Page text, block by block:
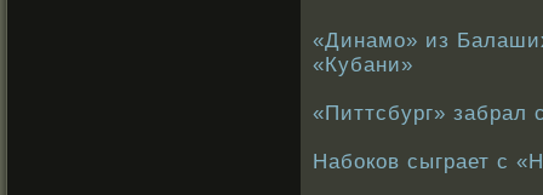
«Динамо» из
«Кубани»
«Питтсбург» забрал
Набоков сыграет с